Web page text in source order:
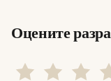
Оцените